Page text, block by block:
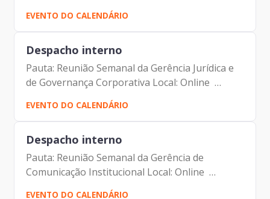
- Francisco Forbes – Presidente | Prodam-SP -
André Tomiatto - Assessor da Presidência |
Prodam-SP - Edson...
EVENTO DO CALENDÁRIO
Despacho interno
Pauta: Reunião Semanal da Gerência Jurídica e
de Governança Corporativa Local: Online
Participantes: - Francisco Forbes – Presidente |
Prodam-SP - André Tomiatto - Assessor da
Presidência |...
EVENTO DO CALENDÁRIO
Despacho interno
Pauta: Reunião Semanal da Gerência de
Comunicação Institucional Local: Online
Participantes: - Francisco Forbes – Presidente |
EVENTO DO CALENDÁRIO